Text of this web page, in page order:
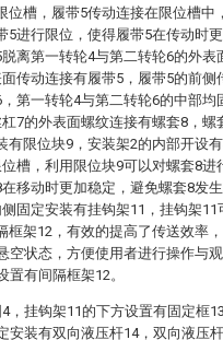
位槽，履带5传动连接在限位槽中
5进行限位，使得履带5在传动时
离第一转轮4与第二转轮6的外表
传动连接有履带5，履带5的前侧
第一转轮4与第二转轮6的中部均
7的外表面螺纹连接有螺套8，螺
有限位块9，安装架2的内部开设
槽，利用限位块9可以对螺套8进
移动时更加稳定，避免螺套8发
固定安装有挂钩架11，挂钩架11
框架12，有效的提高了传送效率
空状态，方便使用者进行操作与
置有间隔框架12。
，挂钩架11的下方设置有固定框
安装有双向液压杆14，双向液压